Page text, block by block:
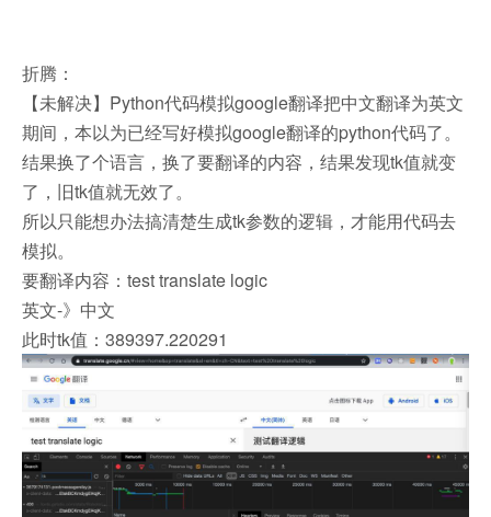
折腾：
【未解决】Python代码模拟google翻译把中文翻译为英文
期间，本以为已经写好模拟google翻译的python代码了。
结果换了个语言，换了要翻译的内容，结果发现tk值就变
了，旧tk值就无效了。
所以只能想办法搞清楚生成tk参数的逻辑，才能用代码去
模拟。
要翻译内容：test translate logic
英文-》中文
此时tk值：389397.220291